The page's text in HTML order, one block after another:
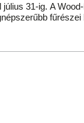
31-ig. A
fűrészei